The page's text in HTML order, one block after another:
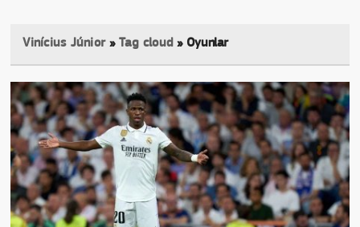
Vinícius Júnior» Tag cloud» Oyunlar